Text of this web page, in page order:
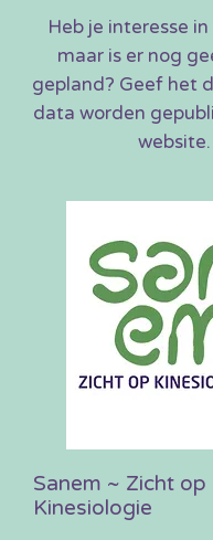
Heb je interesse
maar is er nog
gepland? Geef het
data worden
website.
Sanem ~ Zicht op
Kinesiologie